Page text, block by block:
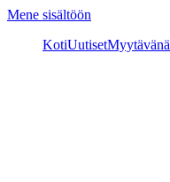
Mene sisältöön
KotiUutisetMyytävänä